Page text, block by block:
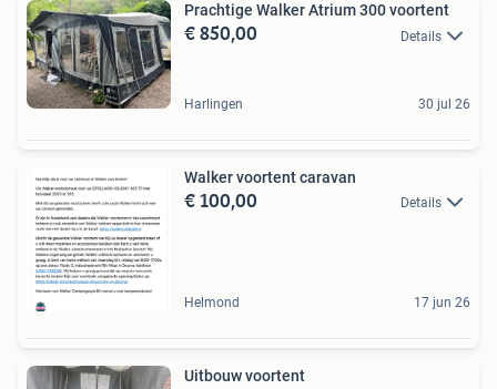
Prachtige Walker Atrium 300 voortent
€ 850,00 Details
Harlingen 30 jul 26
Walker voortent caravan
€ 100,00 Details
Helmond 17 jun 26
Uitbouw voortent